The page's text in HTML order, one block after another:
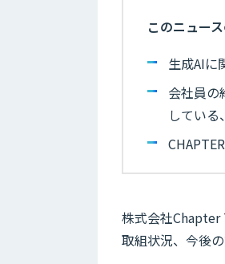
このニュー
生成AIに
会社員の
してい
株式会社Chapter
取組状況、今後